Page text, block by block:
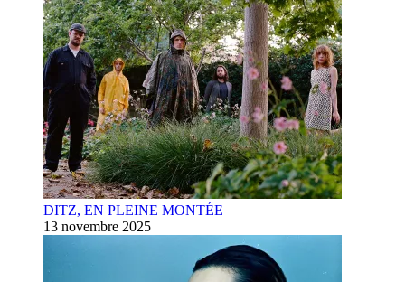
DITZ, EN PLEINE MONTÉE
13 novembre 2025